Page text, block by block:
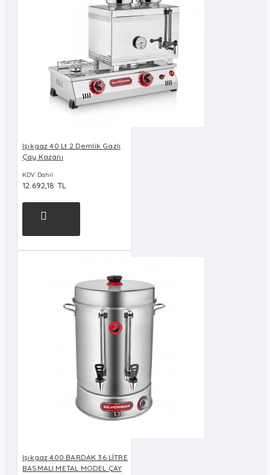
Işıkgaz 40 Lt 2 Demlik Gazlı
Çay Kazanı
KDV Dahil
12.692,18 TL
Işıkgaz 400 BARDAK 36 LİTRE
BASMALI METAL MODEL ÇAY